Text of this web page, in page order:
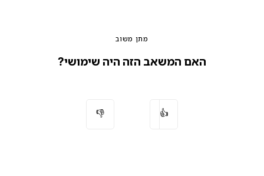
מתן משוב
האם המשאב הזה היה שימושי?
👍
👎